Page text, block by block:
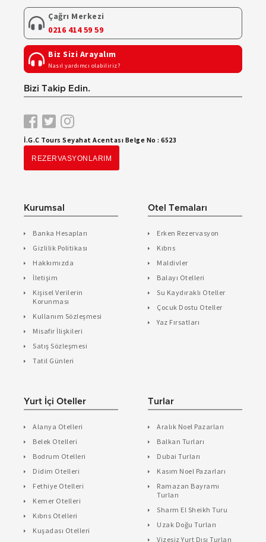
Çağrı Merkezi
0216 414 59 59
Biz Sizi Arayalım
Nasıl yardımcı olabiliriz?
Bizi Takip Edin.
İ.G.C Tours Seyahat Acentası Belge No : 6523
REZERVASYONLARIM
Kurumsal
Banka Hesapları
Gizlilik Politikası
Hakkımızda
İletişim
Kişisel Verilerin
Korunması
Kullanım Sözleşmesi
Misafir İlişkileri
Satış Sözleşmesi
Tatil Günleri
Otel Temaları
Erken Rezervasyon
Kıbrıs
Maldivler
Balayı Otelleri
Su Kaydıraklı Oteller
Çocuk Dostu Oteller
Yaz Fırsatları
Yurt İçi Oteller
Alanya Otelleri
Belek Otelleri
Bodrum Otelleri
Didim Otelleri
Fethiye Otelleri
Kemer Otelleri
Kıbrıs Otelleri
Kuşadası Otelleri
Turlar
Aralık Noel Pazarları
Balkan Turları
Dubai Turları
Kasım Noel Pazarları
Ramazan Bayramı
Turları
Sharm El Sheikh Turu
Uzak Doğu Turları
Vizesiz Yurt Dışı Turları